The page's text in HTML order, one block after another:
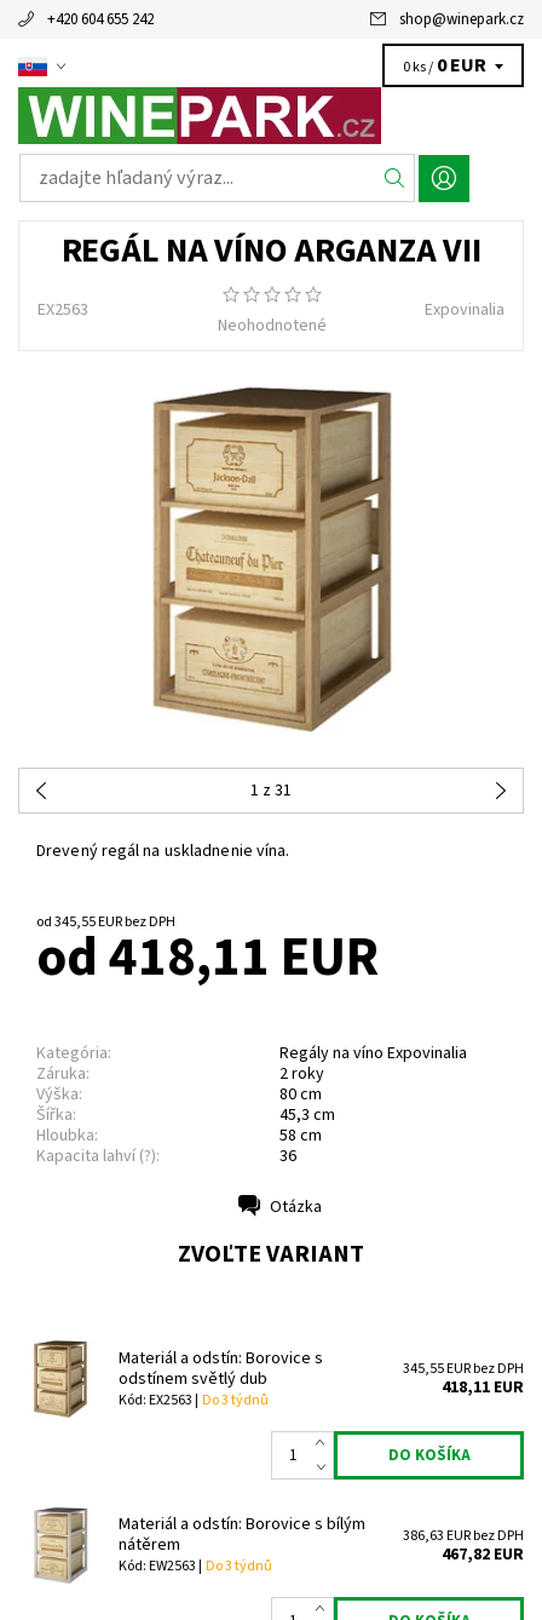
+420 604 655 242 shop@winepark.cz
0 ks / 0 EUR
REGÁL NA VÍNO ARGANZA VII
EX2563
Neohodnotené
Expovinalia
1 z 31
Drevený regál na uskladnenie vína.
od 345,55 EUR bez DPH
od 418,11 EUR
Kategória:
Regály na víno Expovinalia
Záruka:
2 roky
Výška:
80 cm
Šířka:
45,3 cm
Hloubka:
58 cm
Kapacita lahví (?):
36
Otázka
ZVOĽTE VARIANT
Materiál a odstín: Borovice s
odstínem světlý dub
Kód: EX2563 | Do 3 týdnů
345,55 EUR bez DPH
418,11 EUR
Materiál a odstín: Borovice s bílým
nátěrem
Kód: EW2563 | Do 3 týdnů
386,63 EUR bez DPH
467,82 EUR